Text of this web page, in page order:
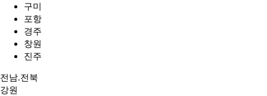
구미
포항
경주
창원
진주
전남.전북
강원